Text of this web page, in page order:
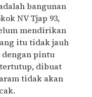
bangunan
NV Tjap 93,
mendirikan
itu tidak jauh
dengan pintu
dibuat
tidak akan